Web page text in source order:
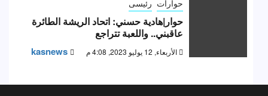
حوارات رئيسى
حوار|هادية حسني: اتحاد الريشة الطائرة
عاقبني.. واللعبة تتراجع
الأربعاء, 12 يوليو 2023, 4:08 م kasnews